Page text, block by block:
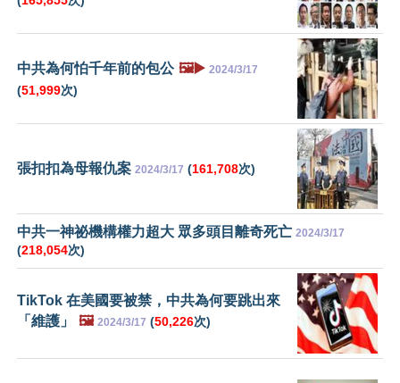
中共為何怕千年前的包公 🖼️▶️ 2024/3/17
(51,999次)
張扣扣為母報仇案 2024/3/17 (161,708次)
中共一神祕機構權力超大 眾多頭目離奇死亡 2024/3/17
(218,054次)
TikTok 在美國要被禁，中共為何要跳出來
「維護」
🖼️ 2024/3/17 (50,226次)